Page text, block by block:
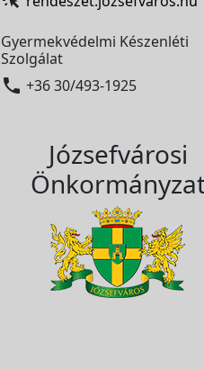
Gyermekvédelmi Készenléti
Szolgálat
 +36 30/493-1925
Józsefvárosi